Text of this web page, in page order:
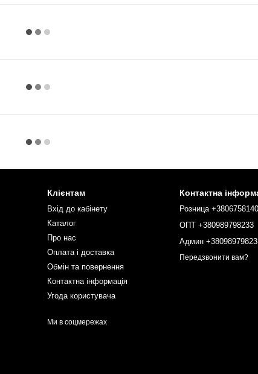
Клієнтам
Вхід до кабінету
Каталог
Про нас
Оплата і доставка
Обмін та повернення
Контактна інформація
Угода користувача
Ми в соцмережах
Контактна
Розница
ОПТ +380989798233
Админ
Передзвонити вам?